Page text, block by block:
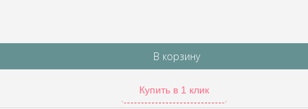
В корзину
Купить в 1 клик